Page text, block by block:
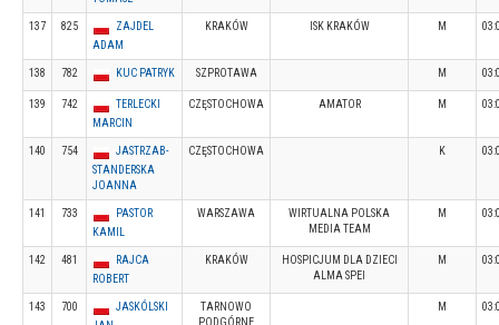
137 825
ZAJDEL
ADAM
KRAKÓW ISK KRAKÓW M
138 782 KUC PATRYK SZPROTAWA M
139 742
TERLECKI
MARCIN
CZĘSTOCHOWA AMATOR M
140 754
JASTRZAB-
STANDERSKA
JOANNA
CZĘSTOCHOWA K
141 733
PASTOR
KAMIL
WARSZAWA
WIRTUALNA POLSKA
MEDIA TEAM
M
142 481
RAJCA
ROBERT
KRAKÓW
HOSPICJUM DLA DZIECI
ALMA SPEI
M
143 700
JASKÓLSKI
TARNOWO
PODGÓRNE
M